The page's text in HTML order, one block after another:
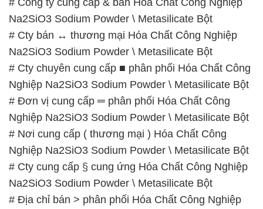
Na2SiO3 Sodium Powder \ Metasilicate Bột
# Cty bán ↔ thương mại Hóa Chất Công Nghiệp
Na2SiO3 Sodium Powder \ Metasilicate Bột
# Cty chuyên cung cấp ■ phân phối Hóa Chất Công
Nghiệp Na2SiO3 Sodium Powder \ Metasilicate Bột
# Đơn vị cung cấp ═ phân phối Hóa Chất Công
Nghiệp Na2SiO3 Sodium Powder \ Metasilicate Bột
# Nơi cung cấp ( thương mại ) Hóa Chất Công
Nghiệp Na2SiO3 Sodium Powder \ Metasilicate Bột
# Cty cung cấp § cung ứng Hóa Chất Công Nghiệp
Na2SiO3 Sodium Powder \ Metasilicate Bột
# Địa chỉ bán > phân phối Hóa Chất Công Nghiệp